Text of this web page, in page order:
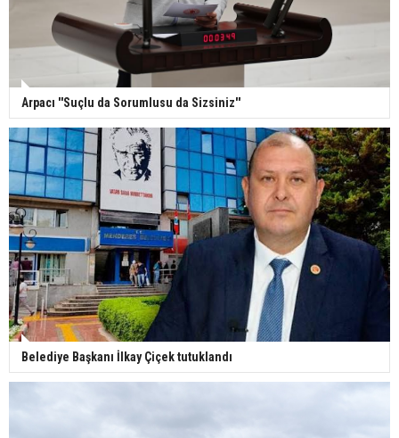
Arpacı ''Suçlu da Sorumlusu da Sizsiniz''
Belediye Başkanı İlkay Çiçek tutuklandı